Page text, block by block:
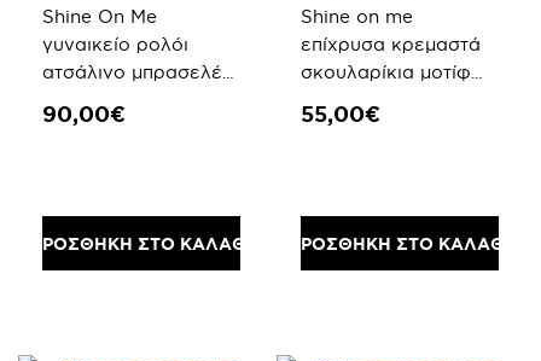
Shine On Me
γυναικείο ρολόι
ατσάλινο μπρασελέ
90,00€
ΠΡΟΣΘΗΚΗ ΣΤΟ ΚΑΛΑΘΙ
Shine on me
επίχρυσα κρεμαστά
σκουλαρίκια μοτίφ
55,00€
ΠΡΟΣΘΗΚΗ ΣΤΟ ΚΑΛΑΘΙ